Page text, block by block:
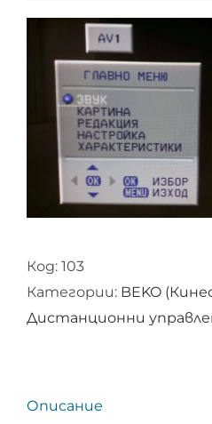
Код: 103
Категории: BEKO
Дистанционни
Описание